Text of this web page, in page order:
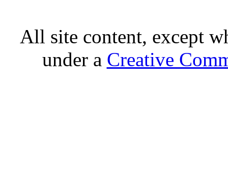
All site content, except
under a Creative